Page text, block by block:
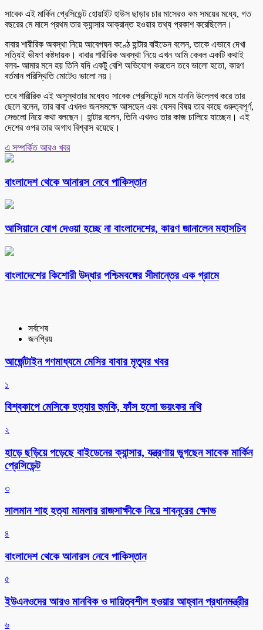
সাবেক এই মার্কিন প্রেসিডেন্ট হোয়াইট হাউস ছাড়ার চার মাসেরও কম সময়ের মধ্যে, গত
বছরের মে মাসে প্রথম তার ক্যান্সার আক্রান্ত হওয়ার তথ্য প্রকাশ করেছিলেন।
বাবার শারীরিক অবস্থা নিয়ে আবেগঘন কণ্ঠে হান্টার বাইডেন বলেন, তাকে এভাবে দেখা
সত্যিই ভীষণ কষ্টদায়ক। বাবার শারীরিক অবস্থা নিয়ে এখন আমি কেবল একটি কথাই
বলব- আমার মনে হয় তিনি যদি একটু বেশি অভিযোগ করতেন তবে ভালো হতো, কারণ
বর্তমান পরিস্থিতি মোটেও ভালো নয়।
তবে শারীরিক এই অসুস্থতার মধ্যেও সাবেক প্রেসিডেন্ট দমে যাননি উল্লেখ করে তার
ছেলে বলেন, তার বাবা এখনও জনসমক্ষে আসছেন এবং যেসব বিষয় তার কাছে গুরুত্বপূর্ণ,
সেগুলো নিয়ে কথা বলছেন। হান্টার বলেন, তিনি এখনও তার কাজ চালিয়ে যাচ্ছেন। এই
দেশের ওপর তার অগাধ বিশ্বাস রয়েছে।
এ সম্পর্কিত আরও খবর
বাংলাদেশ থেকে আনারস নেবে পাকিস্তান
আসিয়ানে যোগ দেওয়া হচ্ছে না বাংলাদেশের, কারণ জানালেন মহাসচিব
বাংলাদেশের কিশোরী উদ্ধার পশ্চিমবঙ্গের সীমান্তের এক গ্রামে
সর্বশেষ
জনপ্রিয়
আর্জেন্টাইন গণমাধ্যমে মেসির বাবার মৃত্যুর খবর
১
বিশ্বকাপে মেসিকে হত্যার হুমকি, ফাঁস হলো ভয়ংকর নথি
২
হাড়ে ছড়িয়ে পড়েছে বাইডেনের ক্যান্সার, যন্ত্রণায় ভুগছেন সাবেক মার্কিন
প্রেসিডেন্ট
৩
সালমান শাহ হত্যা মামলার রাজসাক্ষীকে নিয়ে শাবনূরের ক্ষোভ
৪
বাংলাদেশ থেকে আনারস নেবে পাকিস্তান
৫
ইউএনওদের আরও মানবিক ও দায়িত্বশীল হওয়ার আহ্বান প্রধানমন্ত্রীর
৬